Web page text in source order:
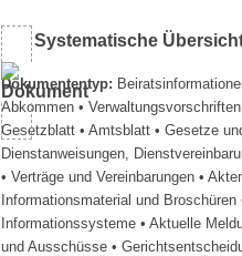
Systematische
Dokumententyp:
Abkommen • Verwaltungsvorschriften
Gesetzblatt • Amtsblatt • Gesetze
Dienstanweisungen,
• Verträge und Vereinbarungen •
Informationsmaterial und Broschüren
Informationssysteme • Aktuelle
und Ausschüsse •